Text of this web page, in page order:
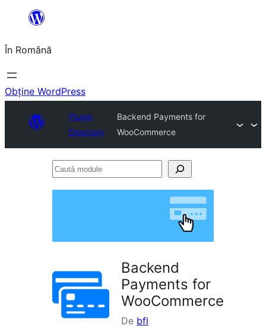
conținut
În Română
Obține WordPress
Plugin
Directory
Backend Payments for
WooCommerce
Caută
Backend
Payments for
WooCommerce
De bfl